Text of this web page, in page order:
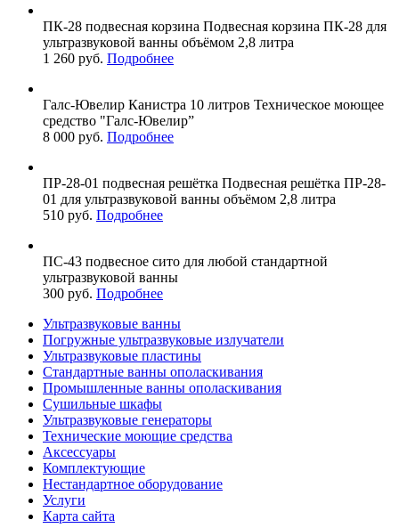
ПК-28 подвесная корзина Подвесная корзина ПК-28 для
ультразвуковой ванны объёмом 2,8 литра
1 260 руб. Подробнее
Галс-Ювелир Канистра 10 литров Техническое моющее
средство "Галс-Ювелир”
8 000 руб. Подробнее
ПР-28-01 подвесная решётка Подвесная решётка ПР-28-
01 для ультразвуковой ванны объёмом 2,8 литра
510 руб. Подробнее
ПС-43 подвесное сито для любой стандартной
ультразвуковой ванны
300 руб. Подробнее
Ультразвуковые ванны
Погружные ультразвуковые излучатели
Ультразвуковые пластины
Стандартные ванны ополаскивания
Промышленные ванны ополаскивания
Сушильные шкафы
Ультразвуковые генераторы
Технические моющие средства
Аксессуары
Комплектующие
Нестандартное оборудование
Услуги
Карта сайта